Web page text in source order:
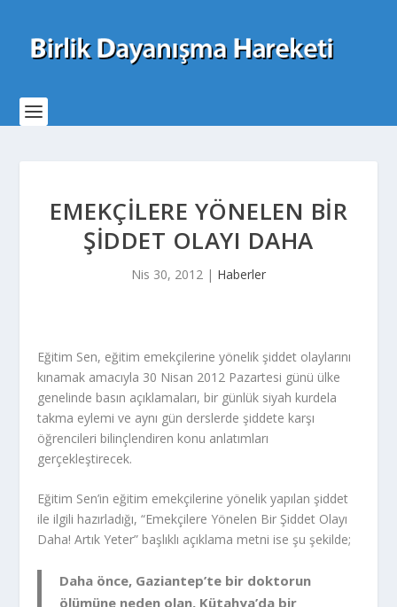
EMEKÇILERE YÖNELEN BIR
ŞIDDET OLAYI DAHA
Nis 30, 2012 | Haberler
Eğitim Sen, eğitim emekçilerine yönelik şiddet olaylarını
kınamak amacıyla 30 Nisan 2012 Pazartesi günü ülke
genelinde basın açıklamaları, bir günlük siyah kurdela
takma eylemi ve aynı gün derslerde şiddete karşı
öğrencileri bilinçlendiren konu anlatımları
gerçekleştirecek.
Eğitim Sen’in eğitim emekçilerine yönelik yapılan şiddet
ile ilgili hazırladığı, “Emekçilere Yönelen Bir Şiddet Olayı
Daha! Artık Yeter” başlıklı açıklama metni ise şu şekilde;
Daha önce, Gaziantep’te bir doktorun
ölümüne neden olan, Kütahya’da bir